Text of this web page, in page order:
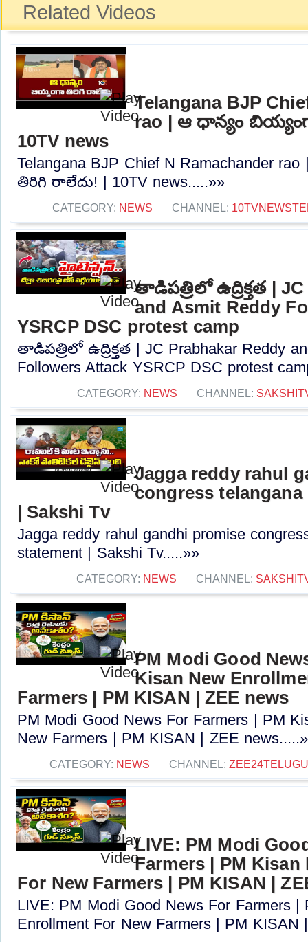
Related Videos
Telangana BJP
rao | ఆ ధాన్యం
10TV news
Telangana BJP Chief N Ramachander
తిరిగి రాలేదు! | 10TV news.....»»
CATEGORY: NEWS CHANNEL:
తాడిపత్రిలో ఉద్రిక్తత |
and Asmit Reddy
YSRCP DSC protest camp
తాడిపత్రిలో ఉద్రిక్తత | JC Prabhakar Reddy
Followers Attack YSRCP DSC protest
CATEGORY: NEWS CHANNEL:
Jagga reddy rahul
congress
| Sakshi Tv
Jagga reddy rahul gandhi promise
statement | Sakshi Tv.....»»
CATEGORY: NEWS CHANNEL:
PM Modi Good
Kisan New
Farmers | PM KISAN | ZEE news
PM Modi Good News For Farmers | PM
New Farmers | PM KISAN | ZEE
CATEGORY: NEWS CHANNEL:
LIVE: PM Modi
Farmers | PM
For New Farmers | PM KISAN |
LIVE: PM Modi Good News For Farmers |
Enrollment For New Farmers | PM KISAN